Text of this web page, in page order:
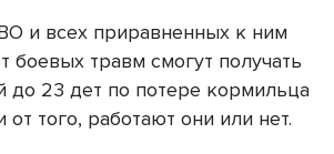
и всех приравненных к ним
боевых травм смогут получать
до 23 дет по потере кормильца
от того, работают они или нет.